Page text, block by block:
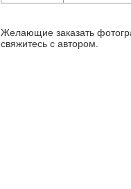
Желающие заказать
свяжитесь с автором.